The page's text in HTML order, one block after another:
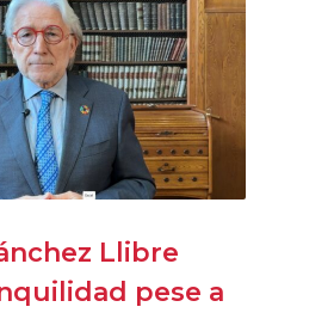
Llibre
pese a